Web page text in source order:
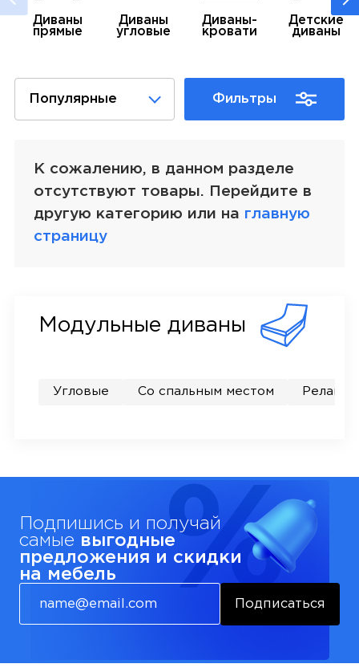
Диваны
прямые
Диваны
угловые
Диваны-
кровати
Детские
диваны
Популярные Фильтры
К сожалению, в данном разделе
отсутствуют товары. Перейдите в
другую категорию или на главную
страницу
Модульные диваны
Угловые Со спальным местом Релакс
Подпишись и получай
самые выгодные
предложения и скидки
на мебель
Подписаться